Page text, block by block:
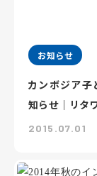
お知らせ
カンボジア子
知らせ｜リタ
2015.07.01